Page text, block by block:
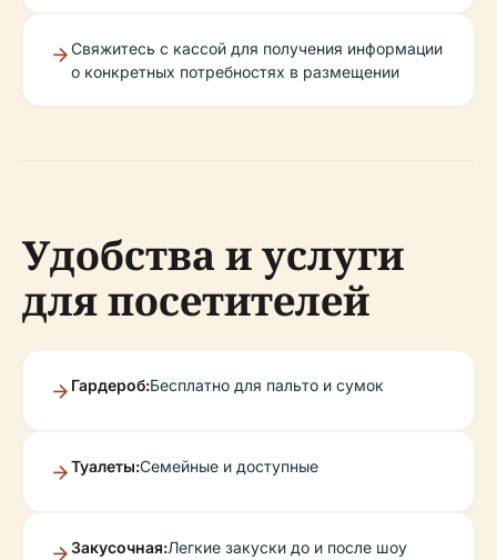
Свяжитесь с кассой для получения информации
о конкретных потребностях в размещении
Удобства и услуги
для посетителей
Гардероб:Бесплатно для пальто и сумок
Туалеты:Семейные и доступные
Закусочная:Легкие закуски до и после шоу